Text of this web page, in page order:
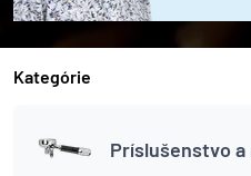
Kategórie
Príslušenstvo